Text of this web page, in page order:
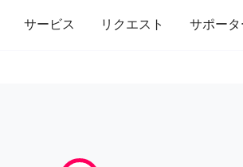
サービス リクエスト サポータ
家事 引っ越し インテリア